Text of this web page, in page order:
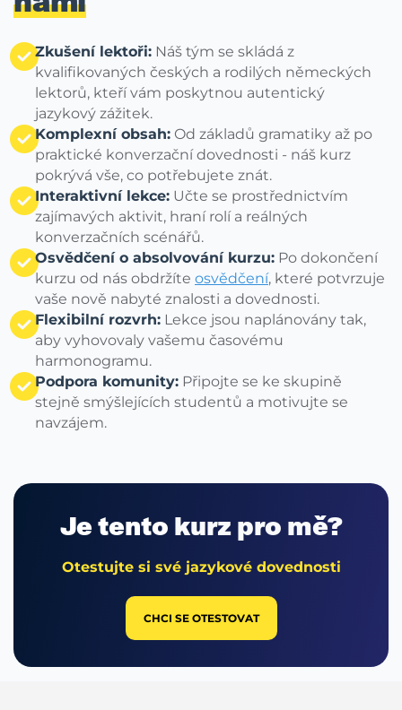
Zkušení lektoři: Náš tým se skládá z
kvalifikovaných českých a rodilých německých
lektorů, kteří vám poskytnou autentický
jazykový zážitek.
Komplexní obsah: Od základů gramatiky až po
praktické konverzační dovednosti - náš kurz
pokrývá vše, co potřebujete znát.
Interaktivní lekce: Učte se prostřednictvím
zajímavých aktivit, hraní rolí a reálných
konverzačních scénářů.
Osvědčení o absolvování kurzu: Po dokončení
kurzu od nás obdržíte osvědčení, které potvrzuje
vaše nově nabyté znalosti a dovednosti.
Flexibilní rozvrh: Lekce jsou naplánovány tak,
aby vyhovovaly vašemu časovému
harmonogramu.
Podpora komunity: Připojte se ke skupině
stejně smýšlejících studentů a motivujte se
navzájem.
Je tento kurz pro mě?
Otestujte si své jazykové dovednosti
CHCI SE OTESTOVAT